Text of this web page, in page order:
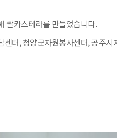
쌀카스테라를 만들었습니다.
터, 청양군자원봉사센터, 공주